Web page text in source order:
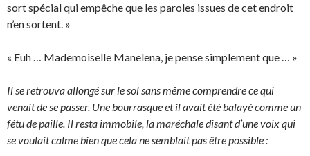
sort spécial qui empêche que les paroles issues de cet endroit
n’en sortent. »
« Euh … Mademoiselle Manelena, je pense simplement que … »
Il se retrouva allongé sur le sol sans même comprendre ce qui
venait de se passer. Une bourrasque et il avait été balayé comme un
fétu de paille. Il resta immobile, la maréchale disant d’une voix qui
se voulait calme bien que cela ne semblait pas être possible :